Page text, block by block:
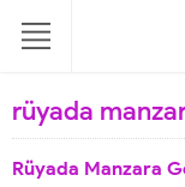
rüyada
Rüyada Manzara